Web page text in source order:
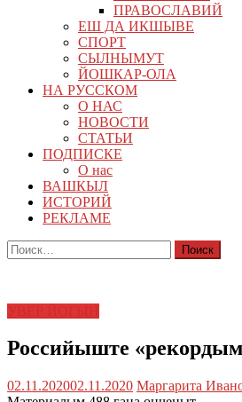
ПРАВОСЛАВИЙ
ЕШ ДА ИКШЫВЕ
СПОРТ
СЫЛНЫМУТ
ЙОШКАР-ОЛА
НА РУССКОМ
О НАС
НОВОСТИ
СТАТЬИ
ПОДПИСКЕ
О нас
ВАШКЫЛ
ИСТОРИЙ
РЕКЛАМЕ
Найти:
Российыште
02.11.202002.11.2020 Маргарита